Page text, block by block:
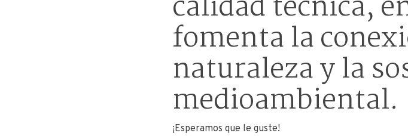
fomenta la
naturaleza y la
medioambiental.
¡Esperamos que le guste!